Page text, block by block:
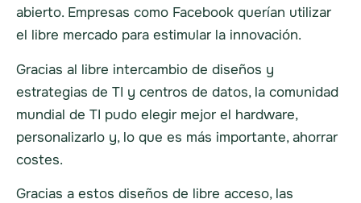
abierto. Empresas como Facebook querían utilizar
el libre mercado para estimular la innovación.
Gracias al libre intercambio de diseños y
estrategias de TI y centros de datos, la comunidad
mundial de TI pudo elegir mejor el hardware,
personalizarlo y, lo que es más importante, ahorrar
costes.
Gracias a estos diseños de libre acceso, las